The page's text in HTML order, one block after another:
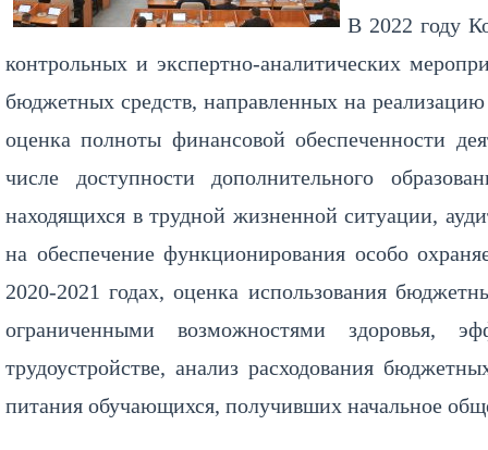
В 2022 году
контрольных и экспертно-аналитических
бюджетных средств, направленных на
оценка полноты финансовой обеспеченности
числе доступности дополнительного
находящихся в трудной жизненной ситуации,
на обеспечение функционирования особо
2020-2021 годах, оценка использования
ограниченными возможностями здоровья,
трудоустройстве, анализ расходования
питания обучающихся, получивших начальное